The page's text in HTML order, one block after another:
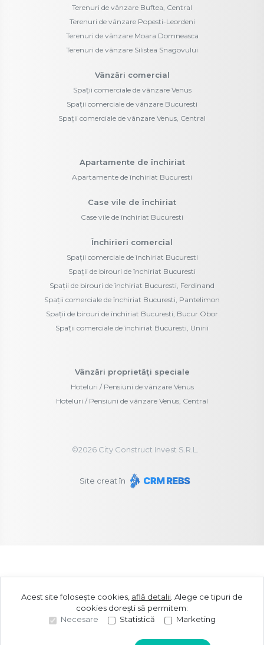
Terenuri de vânzare Buftea, Central
Terenuri de vânzare Popesti-Leordeni
Terenuri de vânzare Moara Domneasca
Terenuri de vânzare Silistea Snagovului
Vânzări comercial
Spații comerciale de vânzare Venus
Spații comerciale de vânzare Bucuresti
Spații comerciale de vânzare Venus, Central
Apartamente de închiriat
Apartamente de închiriat Bucuresti
Case vile de închiriat
Case vile de închiriat Bucuresti
Închirieri comercial
Spații comerciale de închiriat Bucuresti
Spații de birouri de închiriat Bucuresti
Spații de birouri de închiriat Bucuresti, Ferdinand
Spații comerciale de închiriat Bucuresti, Pantelimon
Spații de birouri de închiriat Bucuresti, Bucur Obor
Spații comerciale de închiriat Bucuresti, Unirii
Vânzări proprietăți speciale
Hoteluri / Pensiuni de vânzare Venus
Hoteluri / Pensiuni de vânzare Venus, Central
©2026City Construct Invest S.R.L.
Site creat în
Acest site folosește cookies, află detalii Alege ce tipuri de
cookies dorești să permitem:
Necesare
Statistică Marketing